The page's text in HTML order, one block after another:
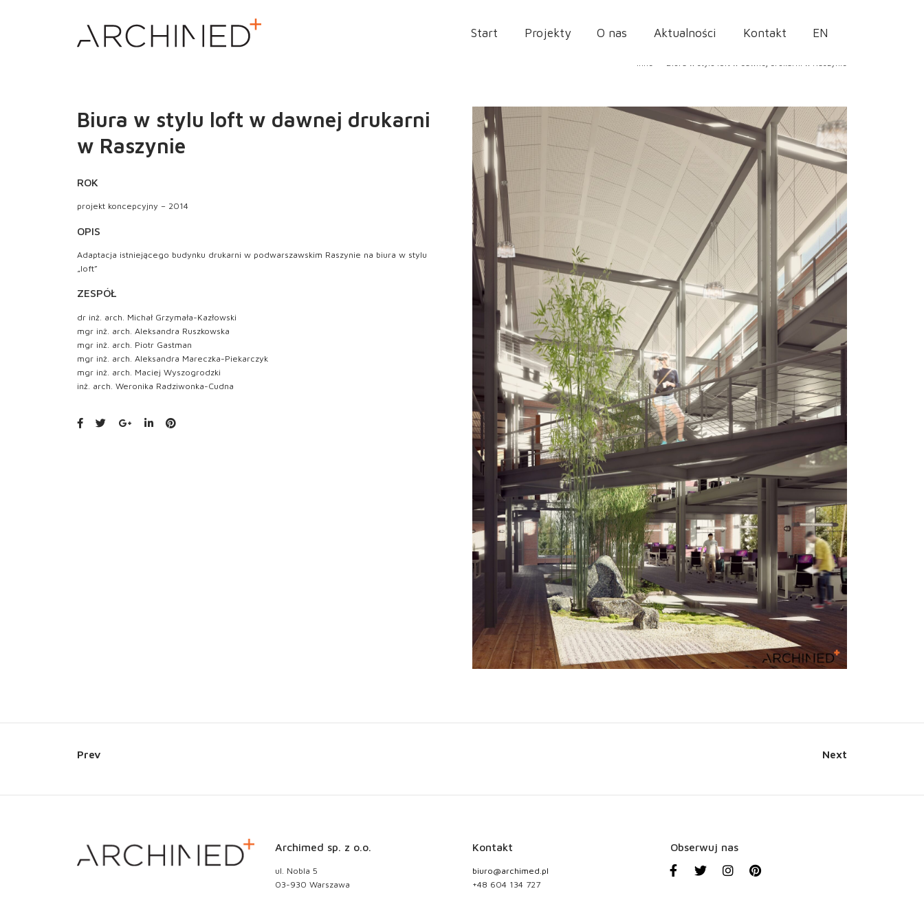
Start Projekty O nas Aktualności Kontakt EN
Biura w stylu loft w dawnej drukarni
w Raszynie
ROK
projekt koncepcyjny – 2014
OPIS
Adaptacja istniejącego budynku drukarni w podwarszawskim Raszynie na biura w stylu
„loft”
ZESPÓŁ
dr inż. arch. Michał Grzymała-Kazłowski
mgr inż. arch. Aleksandra Ruszkowska
mgr inż. arch. Piotr Gastman
mgr inż. arch. Aleksandra Mareczka-Piekarczyk
mgr inż. arch. Maciej Wyszogrodzki
inż. arch. Weronika Radziwonka-Cudna
Prev Next
Archimed sp. z o.o.
ul. Nobla 5
03-930 Warszawa
Kontakt
biuro@archimed.pl
+48 604 134 727
Obserwuj nas